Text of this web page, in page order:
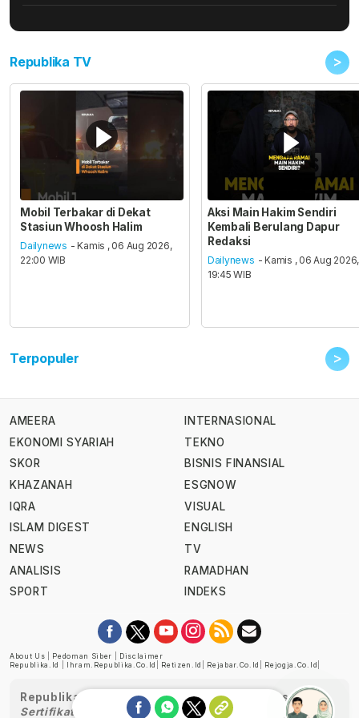
Republika TV >
Mobil Terbakar di Dekat
Stasiun Whoosh Halim
Dailynews - Kamis , 06 Aug 2026,
22:00 WIB
Aksi Main Hakim Sendiri
Kembali Berulang Dapur
Redaksi
Dailynews - Kamis , 06 Aug 2026,
19:45 WIB
Terpopuler >
AMEERA
EKONOMI SYARIAH
SKOR
KHAZANAH
IQRA
ISLAM DIGEST
NEWS
ANALISIS
SPORT
INTERNASIONAL
TEKNO
BISNIS FINANSIAL
ESGNOW
VISUAL
ENGLISH
TV
RAMADHAN
INDEKS
About Us Pedoman Siber
Disclaimer
Republika.id
Ihram.republika.co.id Retizen.id Rejabar.co.id Rejogja.co.id
Republika telah diverifikasi oleh Dewan Pers
Sertifikat Nomor 1058/DP-Verifikasi/K/XII/2022